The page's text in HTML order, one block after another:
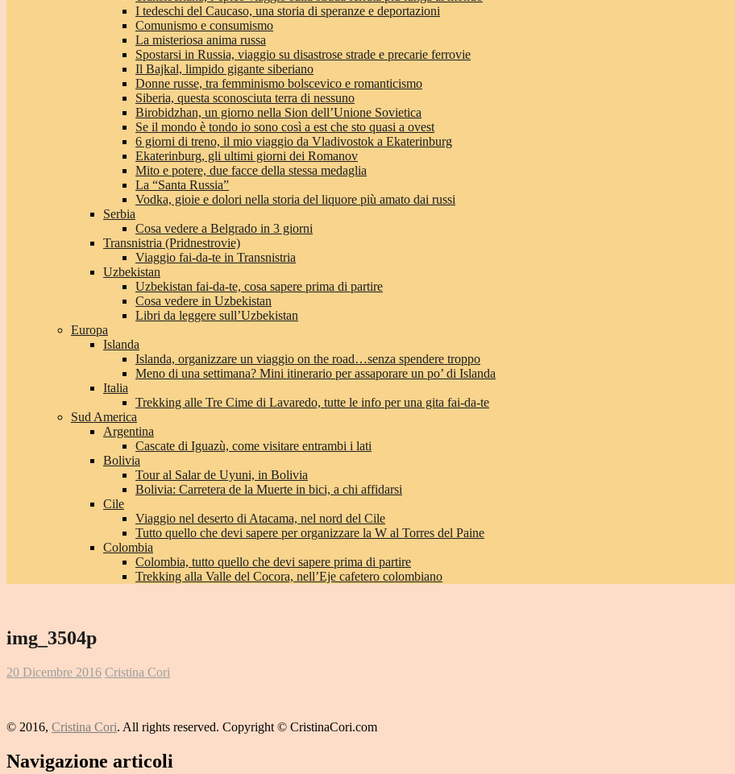
I tedeschi del Caucaso, una storia di speranze e deportazioni
Comunismo e consumismo
La misteriosa anima russa
Spostarsi in Russia, viaggio su disastrose strade e precarie ferrovie
Il Bajkal, limpido gigante siberiano
Donne russe, tra femminismo bolscevico e romanticismo
Siberia, questa sconosciuta terra di nessuno
Birobidzhan, un giorno nella Sion dell’Unione Sovietica
Se il mondo è tondo io sono così a est che sto quasi a ovest
6 giorni di treno, il mio viaggio da Vladivostok a Ekaterinburg
Ekaterinburg, gli ultimi giorni dei Romanov
Mito e potere, due facce della stessa medaglia
La “Santa Russia”
Vodka, gioie e dolori nella storia del liquore più amato dai russi
Serbia
Cosa vedere a Belgrado in 3 giorni
Transnistria (Pridnestrovie)
Viaggio fai-da-te in Transnistria
Uzbekistan
Uzbekistan fai-da-te, cosa sapere prima di partire
Cosa vedere in Uzbekistan
Libri da leggere sull’Uzbekistan
Europa
Islanda
Islanda, organizzare un viaggio on the road…senza spendere troppo
Meno di una settimana? Mini itinerario per assaporare un po’ di Islanda
Italia
Trekking alle Tre Cime di Lavaredo, tutte le info per una gita fai-da-te
Sud America
Argentina
Cascate di Iguazù, come visitare entrambi i lati
Bolivia
Tour al Salar de Uyuni, in Bolivia
Bolivia: Carretera de la Muerte in bici, a chi affidarsi
Cile
Viaggio nel deserto di Atacama, nel nord del Cile
Tutto quello che devi sapere per organizzare la W al Torres del Paine
Colombia
Colombia, tutto quello che devi sapere prima di partire
Trekking alla Valle del Cocora, nell’Eje cafetero colombiano
img_3504p
20 Dicembre 2016 Cristina Cori
© 2016, Cristina Cori. All rights reserved. Copyright © CristinaCori.com
Navigazione articoli